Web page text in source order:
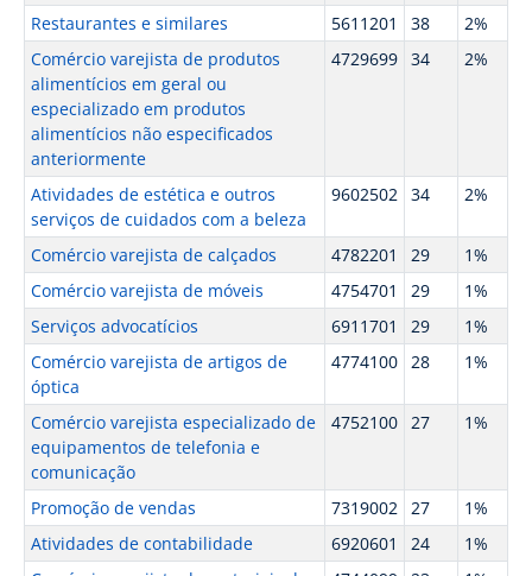
Restaurantes e similares 5611201 38
2%
Comércio varejista de produtos
alimentícios em geral ou
especializado em produtos
alimentícios não especificados
anteriormente
4729699 34 2%
Atividades de estética e outros
serviços de cuidados com a beleza
9602502 34 2%
Comércio varejista de calçados 4782201 29
1%
Comércio varejista de móveis
4754701 29
1%
Serviços advocatícios
6911701 29
1%
Comércio varejista de artigos de
óptica
4774100 28 1%
Comércio varejista especializado de
equipamentos de telefonia e
comunicação
4752100 27 1%
Promoção de vendas 7319002 27
1%
Atividades de contabilidade
6920601 24
1%